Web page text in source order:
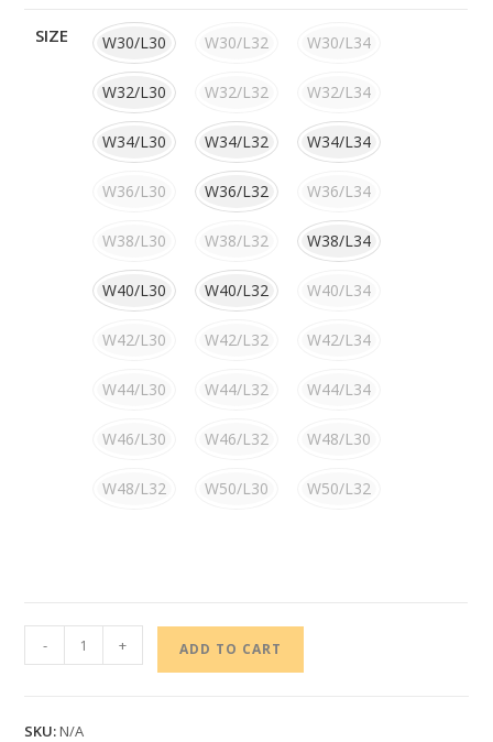
SIZE W30/L30 W30/L32 W30/L34
W32/L30 W32/L32 W32/L34
W34/L30 W34/L32 W34/L34
W36/L30 W36/L32 W36/L34
W38/L30 W38/L32 W38/L34
W40/L30 W40/L32 W40/L34
W42/L30 W42/L32 W42/L34
W44/L30 W44/L32 W44/L34
W46/L30 W46/L32 W48/L30
W48/L32 W50/L30 W50/L32
- + ADD TO CART
SKU:N/A